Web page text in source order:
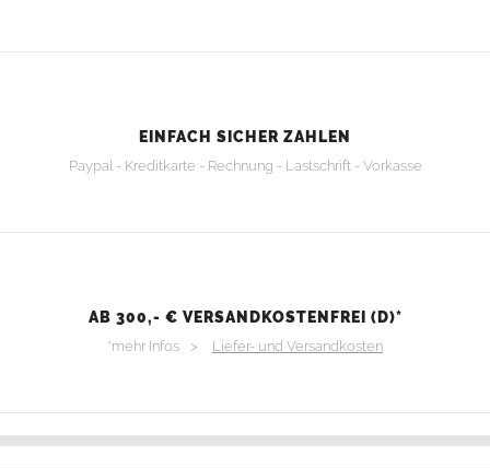
EINFACH SICHER ZAHLEN
Paypal - Kreditkarte - Rechnung - Lastschrift - Vorkasse
AB 300,- € VERSANDKOSTENFREI (D)*
*mehr Infos > Liefer- und Versandkosten